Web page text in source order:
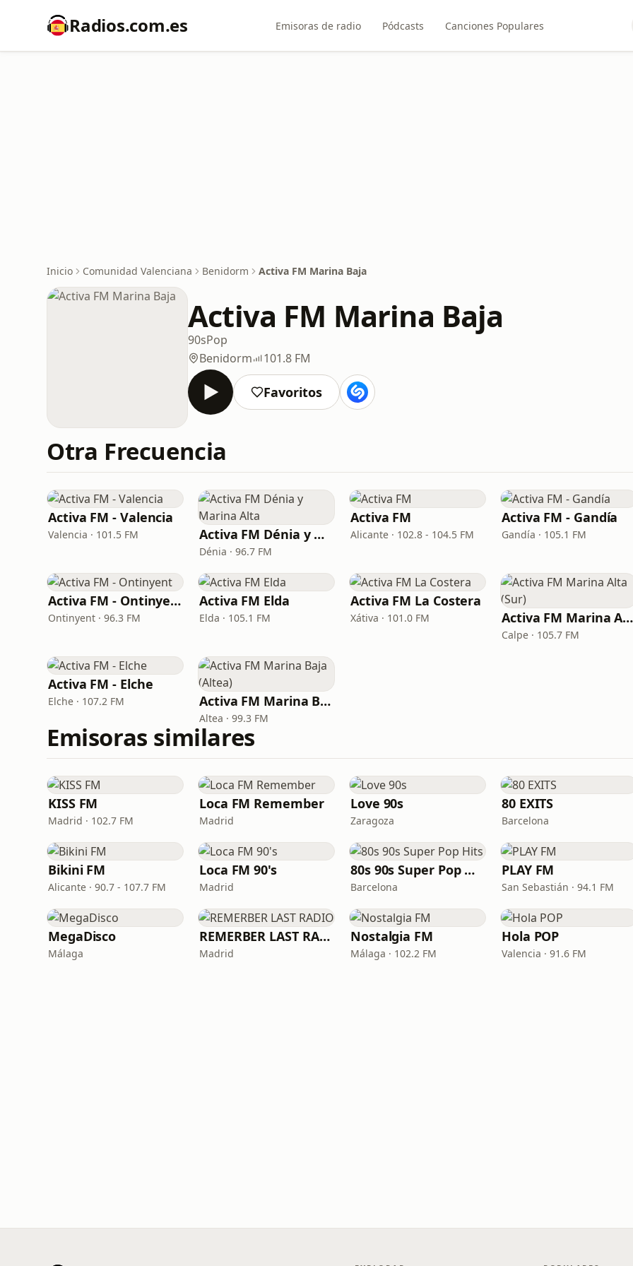
Radios.com.es Emisoras de radio Pódcasts Canciones Populares
Inicio Comunidad Valenciana Benidorm Activa FM Marina Baja
Activa FM Marina Baja
90sPop
Benidorm
101.8 FM
Favoritos
Otra Frecuencia
Activa FM - Valencia
Valencia · 101.5 FM Activa FM Dénia y Marina Alta
Dénia · 96.7 FM
Activa FM
Alicante · 102.8 - 104.5 FM
Activa FM - Gandía
Gandía · 105.1 FM
Activa FM - Ontinyent
Ontinyent · 96.3 FM
Activa FM Elda
Elda · 105.1 FM
Activa FM La Costera
Xátiva · 101.0 FM Activa FM Marina Alta (Sur)
Calpe · 105.7 FM
Activa FM - Elche
Elche · 107.2 FM Activa FM Marina Baja (Altea)
Altea · 99.3 FM
Emisoras similares
KISS FM
Madrid · 102.7 FM
Loca FM Remember
Madrid
Love 90s
Zaragoza
80 EXITS
Barcelona
Bikini FM
Alicante · 90.7 - 107.7 FM
Loca FM 90's
Madrid
80s 90s Super Pop Hits
Barcelona
PLAY FM
San Sebastián · 94.1 FM
MegaDisco
Málaga
REMERBER LAST RADIO
Madrid
Nostalgia FM
Málaga · 102.2 FM
Hola POP
Valencia · 91.6 FM